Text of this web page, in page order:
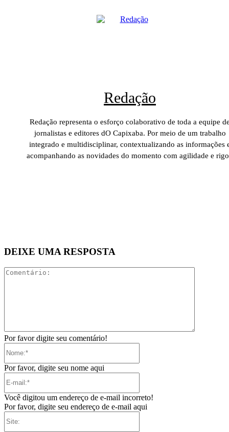
Redação
Redação representa o esforço colaborativo de toda a equipe
jornalistas e editores dO Capixaba. Por meio de um trabalho
integrado e multidisciplinar, contextualizando as informações
acompanhando as novidades do momento com agilidade e
DEIXE UMA RESPOSTA
Por favor digite seu comentário!
Por favor, digite seu nome aqui
Você digitou um endereço de e-mail incorreto!
Por favor, digite seu endereço de e-mail aqui